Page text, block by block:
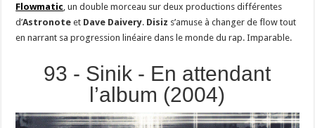
Flowmatic , un double morceau sur deux productions différentes
d’Astronote et Dave Daivery. Disiz s’amuse à changer de flow tout
en narrant sa progression linéaire dans le monde du rap. Imparable.
93 - Sinik - En attendant
l’album (2004)